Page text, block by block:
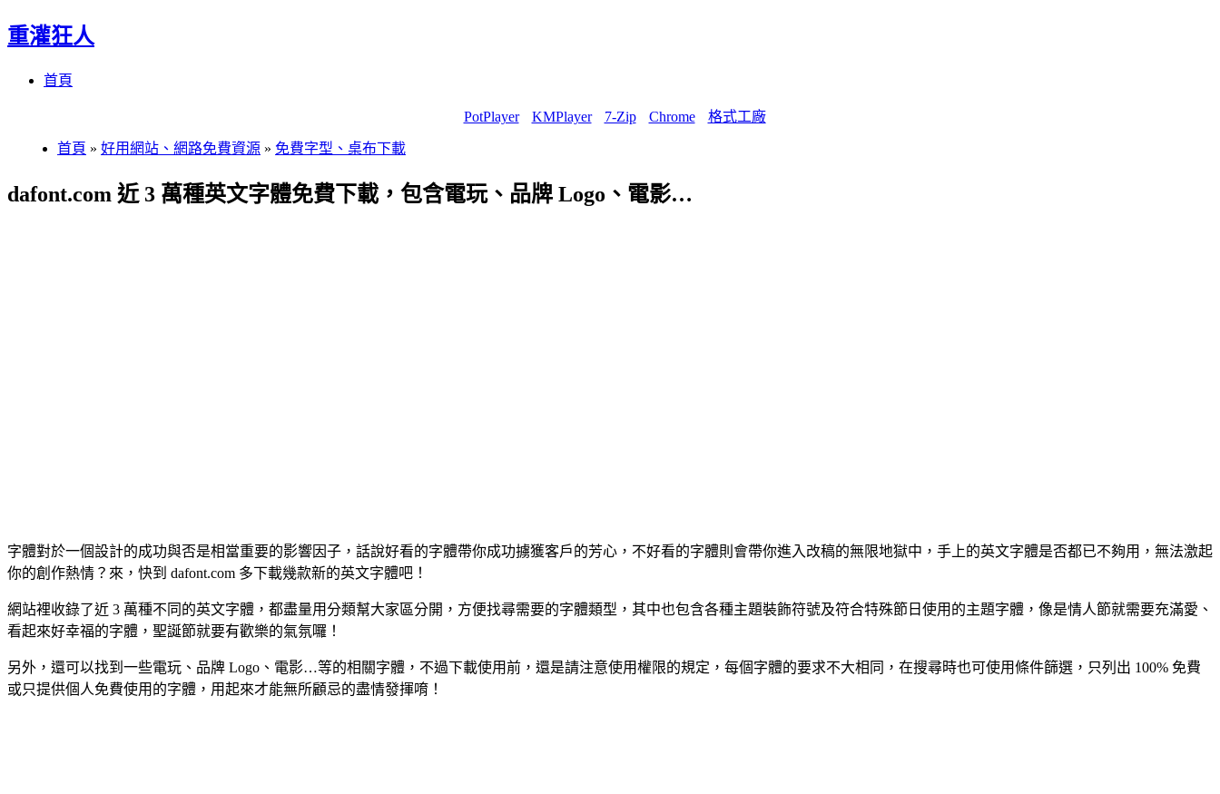
重灌狂人
首頁
PotPlayer KMPlayer 7-Zip Chrome 格式工廠
首頁 » 好用網站、網路免費資源 » 免費字型、桌布下載
dafont.com 近 3 萬種英文字體免費下載，包含電玩、品牌 Logo、電影…
字體對於一個設計的成功與否是相當重要的影響因子，話說好看的字體帶你成功擄獲客戶的芳心，不好看的字體則會帶你進入改稿的無限地獄中，手上的英文字體是否都已不夠用，無法激起
你的創作熱情？來，快到 dafont.com 多下載幾款新的英文字體吧！
網站裡收錄了近 3 萬種不同的英文字體，都盡量用分類幫大家區分開，方便找尋需要的字體類型，其中也包含各種主題裝飾符號及符合特殊節日使用的主題字體，像是情人節就需要充滿愛、
看起來好幸福的字體，聖誕節就要有歡樂的氣氛囉！
另外，還可以找到一些電玩、品牌 Logo、電影…等的相關字體，不過下載使用前，還是請注意使用權限的規定，每個字體的要求不大相同，在搜尋時也可使用條件篩選，只列出 100% 免費
或只提供個人免費使用的字體，用起來才能無所顧忌的盡情發揮唷！